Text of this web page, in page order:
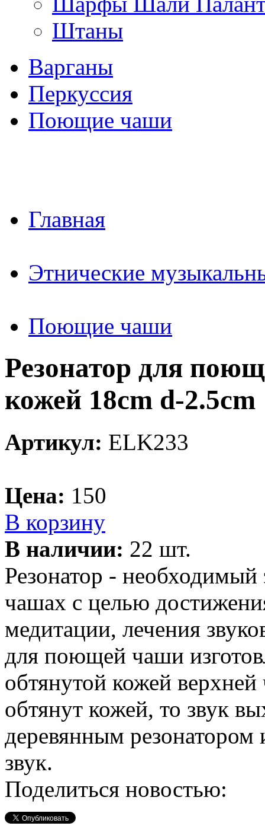
Штаны
Варганы
Перкуссия
Поющие чаши
Главная
Этнические
Поющие чаши
Резонатор для
кожей 18cm d-2.5cm
Артикул: ELK233
Цена: 150
В корзину
В наличии: 22 шт.
Резонатор -
чашах с целью
медитации, лечения
для поющей чаши
обтянутой кожей
обтянут кожей, то звук
деревянным резонатором
звук.
Поделиться новостью: